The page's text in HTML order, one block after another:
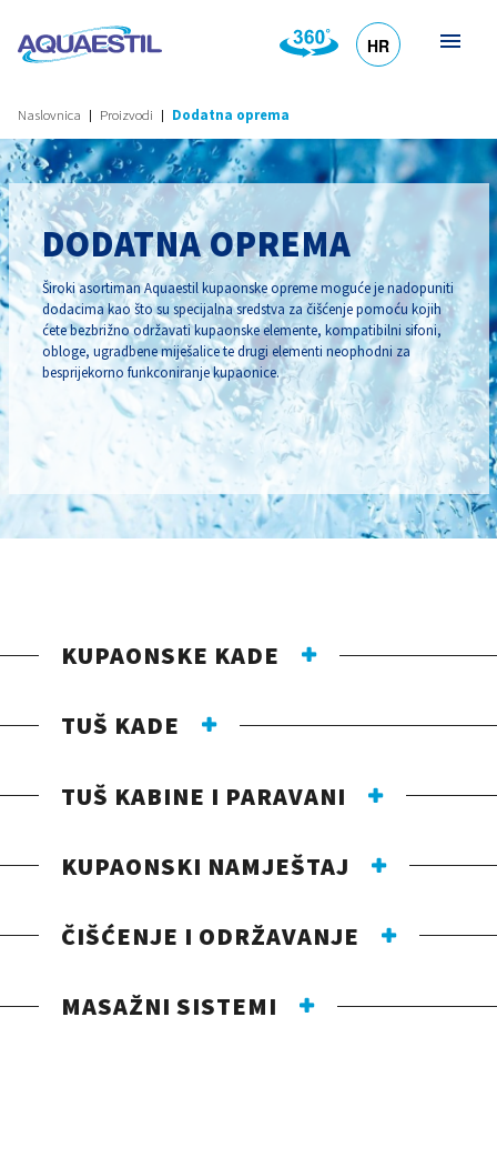
HR
Naslovnica Proizvodi Dodatna oprema
DODATNA OPREMA
Široki asortiman Aquaestil kupaonske opreme moguće je nadopuniti
dodacima kao što su specijalna sredstva za čišćenje pomoću kojih
ćete bezbrižno održavati kupaonske elemente, kompatibilni sifoni,
obloge, ugradbene miješalice te drugi elementi neophodni za
besprijekorno funkconiranje kupaonice.
KUPAONSKE KADE
TUŠ KADE
TUŠ KABINE I PARAVANI
KUPAONSKI NAMJEŠTAJ
ČIŠĆENJE I ODRŽAVANJE
MASAŽNI SISTEMI